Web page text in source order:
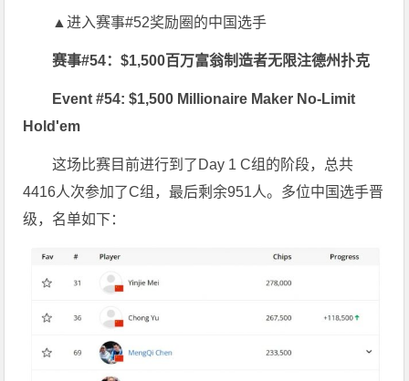
▲进入赛事#52奖励圈的中国选手
赛事#54：$1,500百万富翁制造者无限注德州扑克
Event #54: $1,500 Millionaire Maker No-Limit
Hold'em
这场比赛目前进行到了Day 1 C组的阶段，总共
4416人次参加了C组，最后剩余951人。多位中国选手晋
级，名单如下：